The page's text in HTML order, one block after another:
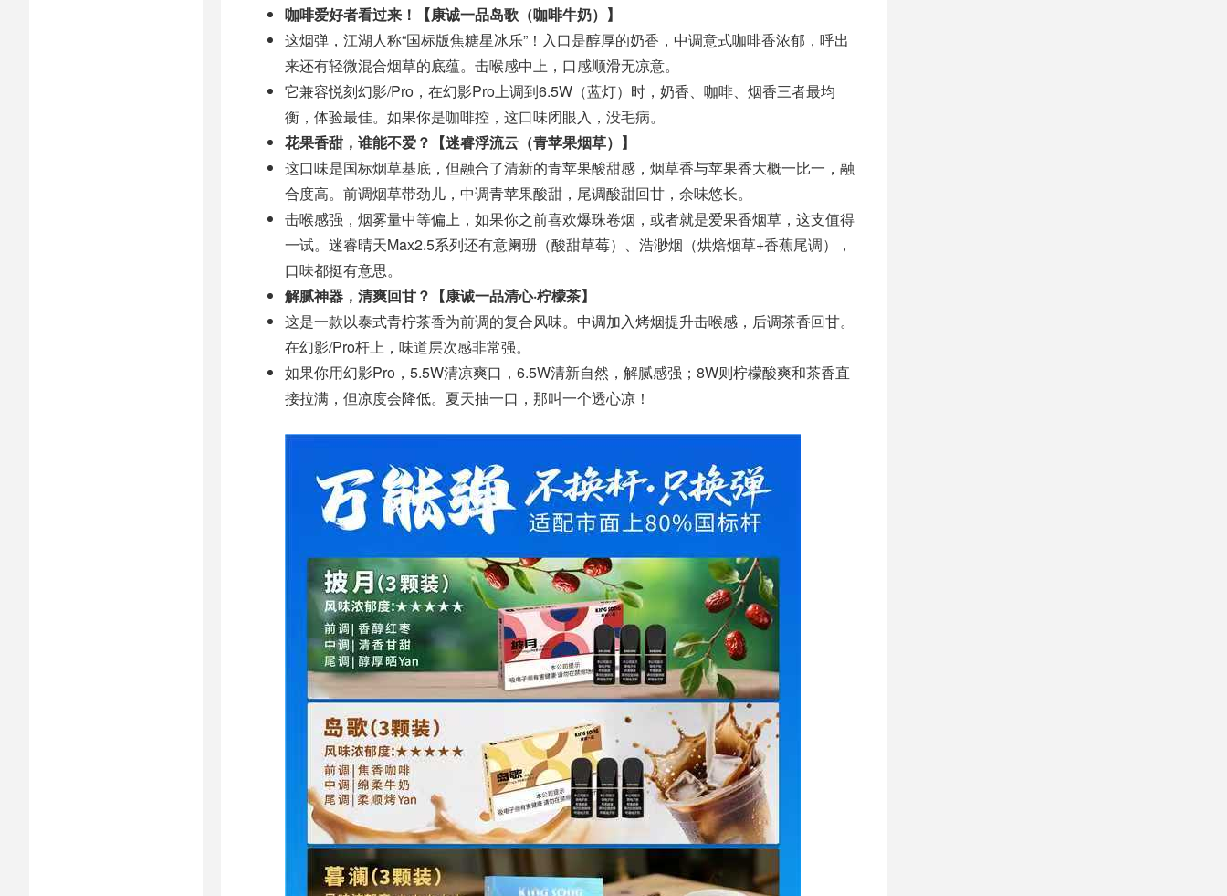
咖啡爱好者看过来！【康诚一品岛歌（咖啡牛奶）】
这烟弹，江湖人称“国标版焦糖星冰乐”！入口是醇厚的奶香，中调意式咖啡香浓郁，呼出
来还有轻微混合烟草的底蕴。击喉感中上，口感顺滑无凉意。
它兼容悦刻幻影/Pro，在幻影Pro上调到6.5W（蓝灯）时，奶香、咖啡、烟香三者最均
衡，体验最佳。如果你是咖啡控，这口味闭眼入，没毛病。
花果香甜，谁能不爱？【迷睿浮流云（青苹果烟草）】
这口味是国标烟草基底，但融合了清新的青苹果酸甜感，烟草香与苹果香大概一比一，融
合度高。前调烟草带劲儿，中调青苹果酸甜，尾调酸甜回甘，余味悠长。
击喉感强，烟雾量中等偏上，如果你之前喜欢爆珠卷烟，或者就是爱果香烟草，这支值得
一试。迷睿晴天Max2.5系列还有意阑珊（酸甜草莓）、浩渺烟（烘焙烟草+香蕉尾调），
口味都挺有意思。
解腻神器，清爽回甘？【康诚一品清心·柠檬茶】
这是一款以泰式青柠茶香为前调的复合风味。中调加入烤烟提升击喉感，后调茶香回甘。
在幻影/Pro杆上，味道层次感非常强。
如果你用幻影Pro，5.5W清凉爽口，6.5W清新自然，解腻感强；8W则柠檬酸爽和茶香直
接拉满，但凉度会降低。夏天抽一口，那叫一个透心凉！